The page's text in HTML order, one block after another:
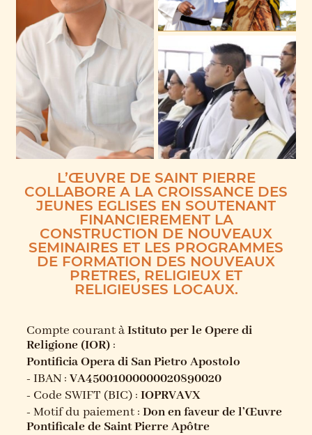
L’ŒUVRE DE SAINT PIERRE
COLLABORE A LA CROISSANCE DES
JEUNES EGLISES EN SOUTENANT
FINANCIEREMENT LA
CONSTRUCTION DE NOUVEAUX
SEMINAIRES ET LES PROGRAMMES
DE FORMATION DES NOUVEAUX
PRETRES, RELIGIEUX ET
RELIGIEUSES LOCAUX.
Compte courant àIstituto per le Opere di
Religione (IOR) :
Pontificia Opera di San Pietro Apostolo
- IBAN : VA45001000000020890020
- Code SWIFT (BIC) : IOPRVAVX
- Motif du paiement : Don en faveur de l’Œuvre
Pontificale de Saint Pierre Apôtre